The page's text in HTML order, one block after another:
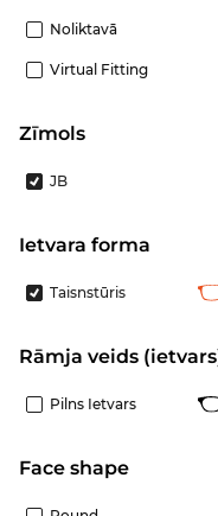
Noliktavā
Virtual Fitting
Zīmols
JB
Ietvara forma
Taisnstūris
Rāmja veids
Pilns Ietvars
Face shape